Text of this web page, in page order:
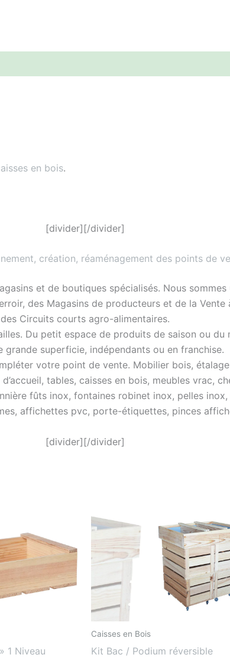
en bois.
[divider][/divider]
création, réaménagement des points de
et de boutiques spécialisés. Nous
des Magasins de producteurs et de la
des Circuits courts agro-alimentaires.
Du petit espace de produits de saison ou du
grande superficie, indépendants ou en franchise.
votre point de vente. Mobilier bois,
tables, caisses en bois, meubles vrac,
fûts inox, fontaines robinet inox, pelles
affichettes pvc, porte-étiquettes, pinces
[divider][/divider]
1 Niveau
Caisses en Bois
Kit Bac / Podium réversible